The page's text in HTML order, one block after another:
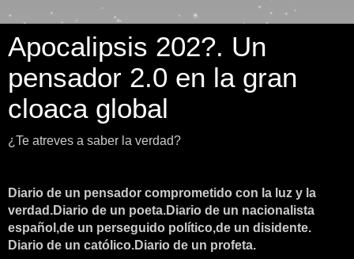
Apocalipsis 202?. Un
pensador 2.0 en la gran
cloaca global
¿Te atreves a saber la verdad?
Diario de un pensador comprometido con la luz y la
verdad.Diario de un poeta.Diario de un nacionalista
español,de un perseguido político,de un disidente.
Diario de un católico.Diario de un profeta.